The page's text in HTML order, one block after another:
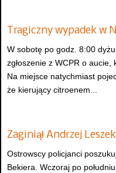
Tragiczny wypadek w
W sobotę po godz. 8:00
zgłoszenie z WCPR o aucie,
Na miejsce natychmiast
że kierujący citroenem...
Zaginiął Andrzej
Ostrowscy policjanci
Bekiera. Wczoraj po